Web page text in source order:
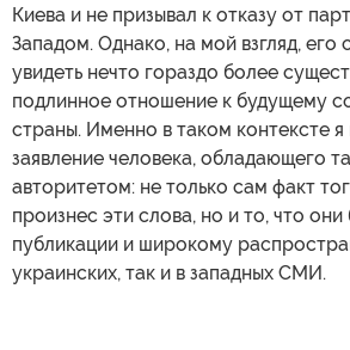
Киева и не призывал к отказу от
Западом. Однако, на мой взгляд, его
увидеть нечто гораздо более
подлинное отношение к будущему
страны. Именно в таком контексте
заявление человека, обладающего
авторитетом: не только сам факт
произнес эти слова, но и то, что
публикации и широкому
украинских, так и в западных СМИ.